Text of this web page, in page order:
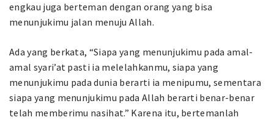
engkau juga berteman dengan orang yang bisa
menunjukimu jalan menuju Allah.
Ada yang berkata, “Siapa yang menunjukimu pada amal-
amal syari’at pasti ia melelahkanmu, siapa yang
menunjukimu pada dunia berarti ia menipumu, sementara
siapa yang menunjukimu pada Allah berarti benar-benar
telah memberimu nasihat.” Karena itu, bertemanlah